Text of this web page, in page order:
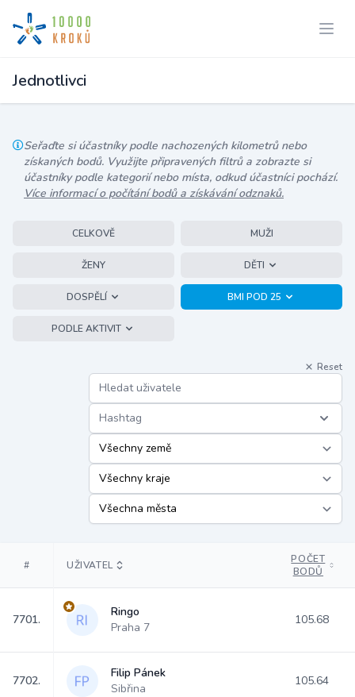
Jednotlivci
Seřaďte si účastníky podle nachozených kilometrů nebo
získaných bodů. Využijte připravených filtrů a zobrazte si
účastníky podle kategorií nebo místa, odkud účastníci pochází.
Více informací o počítání bodů a získávání odznaků.
CELKOVĚ MUŽI
ŽENY DĚTI
DOSPĚLÍ BMI POD 25
PODLE AKTIVIT
Reset
Hashtag
# UŽIVATEL
POČET
BODŮ
7701.
Ringo
Praha 7
105.68
7702.
Filip Pánek
Sibřina
105.64